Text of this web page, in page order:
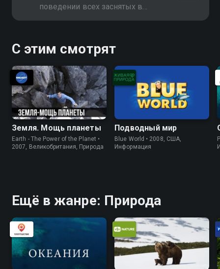
поведении всех заснятых в
программе рыб. Также зрителей
обитатели
С этим смотрят
Земля. Мощь планеты
Earth - The Power of the Planet •
2007, Великобритания, Природа
Подводный мир
Blue World • 2008, США,
Информация
Ещё в жанре: Природа